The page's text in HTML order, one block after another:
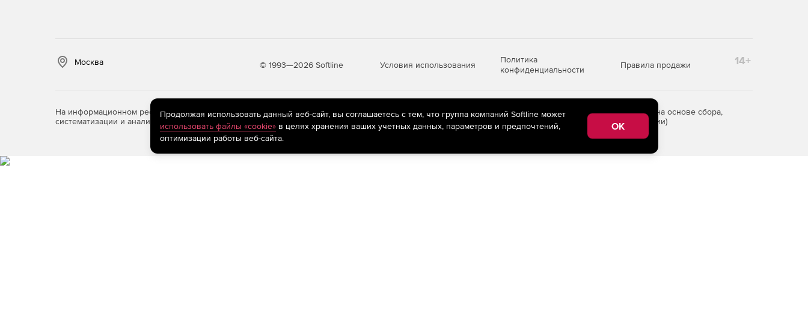
Москва © 1993—2026 Softline Условия использования
Политика
конфиденциальности
Правила продажи 14+
На информационном ресурсе store.softline.ru применяютсярекомендательные технологии(информационные технологии предоставления информации на основе сбора,
систематизации и анализа сведений, относящихся к предпочтениям пользователей сети «Интернет», находящихся на территории Российской Федерации)
Продолжая использовать данный веб-сайт, вы соглашаетесь с тем, что группа компаний Softline может
использовать файлы «cookie»в целях хранения ваших учетных данных, параметров и предпочтений,
оптимизации работы веб-сайта.
OK